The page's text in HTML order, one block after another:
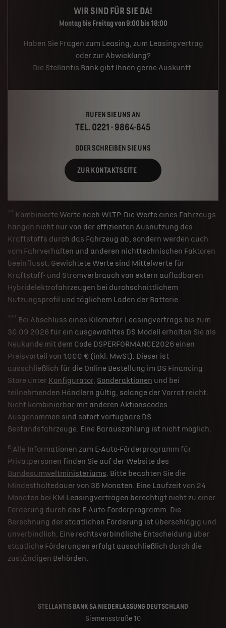
WIR SIND FÜR SIE DA!
Montag bis Freitag von 9:00 bis 18:00
Haben Sie Fragen zum Leasing, zum Leasingvertrag
oder zur Abwicklung?
Die Stellantis Bank gibt Ihnen gerne Auskunft.
RUFEN SIE UNS AN
TEL. 0221 - 9864-645
ODER SCHREIBEN SIE UNS
ZUR KONTAKTSEITE
** Kombinierte Werte nach WLTP. Die Werte eines Fahrzeugs
hängen nicht nur von der effizienten Ausnutzung des
Kraftstoffs durch das Fahrzeug ab, sondern werden auch
vom Fahrverhalten und anderen nichttechnischen Faktoren
beeinflusst. Gewichtete Werte sind Mittelwerte für
Kraftstoff- und Stromverbrauch von extern aufladbaren
Hybridelektrofahrzeugen bei durchschnittlichem
Nutzungsprofil und täglichem Laden der Batterie.
*** Bei Abschluss eines Kilometer-Leasingvertrags bis zum
30.09.2026 für ein ausgewähltes DS Modell erhalten Sie als
Neukunde mit dem Code DSPERFORMANCE2026 einen
Preisvorteil von 1.000 € (inkl. MwSt). Dieser ist
ausschließlich für die Online Bestellung im DS Financing
Store unter Konfigurator, Sonderaktionen und bei
teilnehmenden Händlern gültig, solange der Vorrat reicht.
Nicht kombinierbar mit anderen Aktionscodes.
Ausgenommen sind sofort verfügbare DS
Bestandsfahrzeuge. Eine Barauszahlung ist nicht möglich.
c Alle Informationen zum E-Auto-Förderprogramm für
Privatpersonen finden Sie auf der Website des
Bundesumweltministeriums. Bitte beachten Sie die
Mindesthaltedauer von 36 Monaten. Eine Laufzeit von 24
Monaten bei KM-Leasingverträgen berechtigt nicht zu einer
Förderung durch das E-Auto-Förderprogramm. Die
Berechnung der staatlichen Förderung ist überschlägig und
unverbindlich. Eine rechtsverbindliche Entscheidung über
staatliche Förderungen erfolgt ausschließlich durch die
zuständigen Behörden.
STELLANTIS BANK SA NIEDERLASSUNG DEUTSCHLAND
Siemensstraße 10